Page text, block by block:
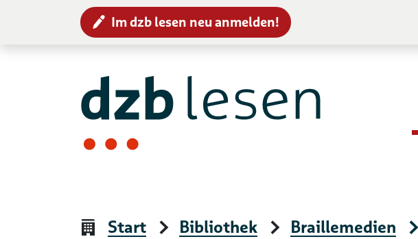
Zur Navigation
Zum Inhalt Im dzb lesen neu anmelden!
Start Bibliothek Braillemedien